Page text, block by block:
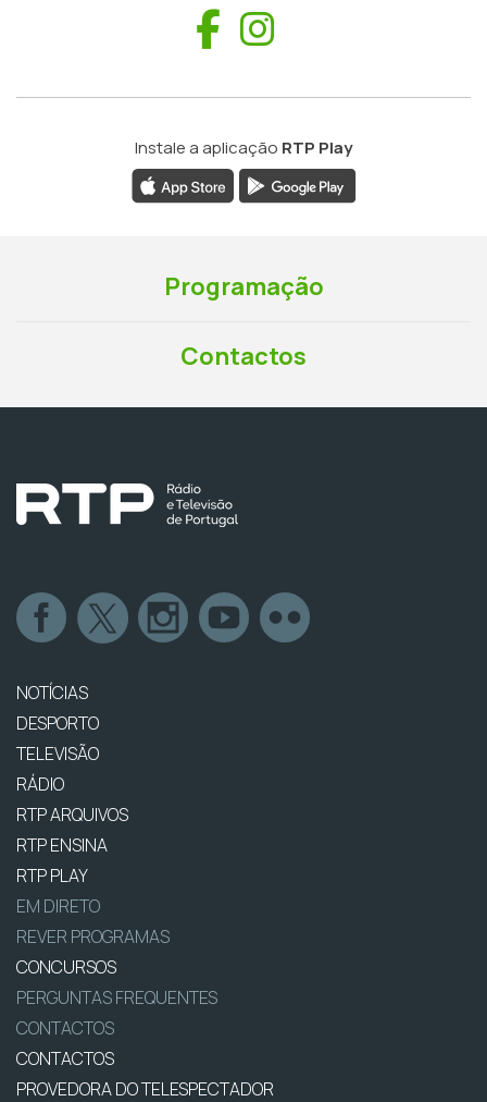
Facebook
Instale a aplicação RTP Play
Programação
Contactos
NOTÍCIAS
DESPORTO
TELEVISÃO
RÁDIO
RTP ARQUIVOS
RTP ENSINA
RTP PLAY
EM DIRETO
REVER PROGRAMAS
CONCURSOS
PERGUNTAS FREQUENTES
CONTACTOS
CONTACTOS
PROVEDORA DO TELESPECTADOR